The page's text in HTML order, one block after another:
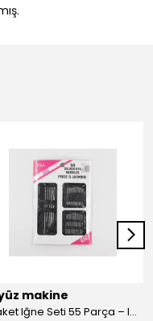
makine
1 paket Iğne Seti 55 Parça – Iğne